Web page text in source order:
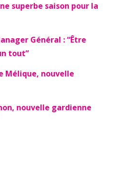
superbe saison pour la
Général : “Être
tout”
Mélique, nouvelle
nouvelle gardienne